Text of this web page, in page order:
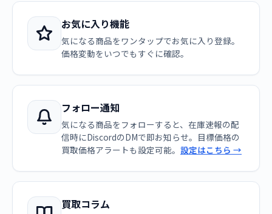
お気に入り機能
気になる商品をワンタップでお気に入り登録。
価格変動をいつでもすぐに確認。
フォロー通知
気になる商品をフォローすると、在庫速報の配
信時にDiscordのDMで即お知らせ。目標価格の
買取価格アラートも設定可能。 設定はこちら →
買取コラム